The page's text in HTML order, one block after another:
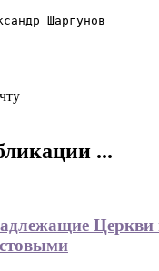
Шаргунов
...
Церкви